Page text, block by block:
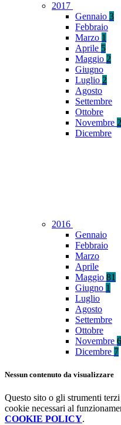
2017
Gennaio 3
Febbraio
Marzo 1
Aprile 5
Maggio 2
Giugno
Luglio 2
Agosto
Settembre
Ottobre
Novembre 2
Dicembre
2016
Gennaio
Febbraio
Marzo
Aprile
Maggio 81
Giugno 1
Luglio
Agosto
Settembre
Ottobre
Novembre 6
Dicembre 7
Nessun contenuto da visualizzare
Questo sito o gli strumenti
cookie necessari al
COOKIE POLICY.